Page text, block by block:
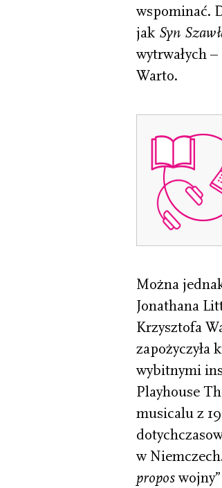
wspominać.
jak Syn
wytrwałych
Warto.
Można
Jonathana
Krzysztofa
zapożyczyła
wybitnymi
Playhouse
musicalu z
w
proposwojny”